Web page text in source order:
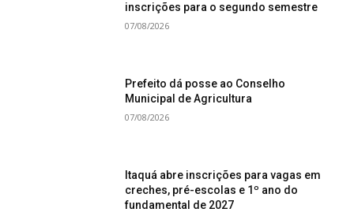
inscrições para o segundo semestre
07/08/2026
Prefeito dá posse ao Conselho
Municipal de Agricultura
07/08/2026
Itaquá abre inscrições para vagas em
creches, pré-escolas e 1º ano do
fundamental de 2027